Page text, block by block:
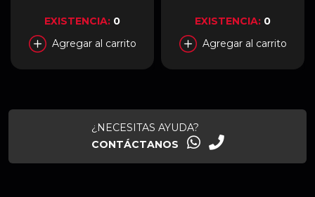
EXISTENCIA: 0
Agregar al carrito
EXISTENCIA: 0
Agregar al carrito
¿NECESITAS AYUDA?
CONTÁCTANOS